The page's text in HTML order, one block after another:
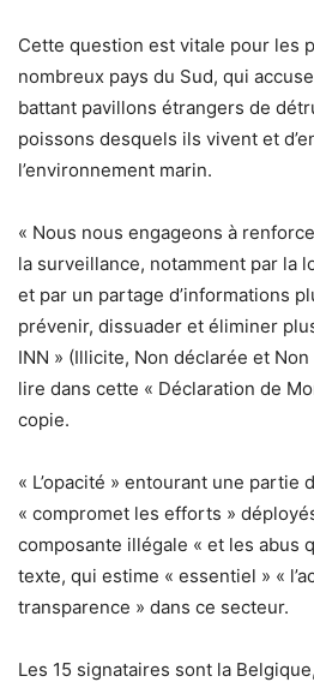
Cette question est vitale pour les
nombreux pays du Sud, qui
battant pavillons étrangers de
poissons desquels ils vivent et
l’environnement marin.
« Nous nous engageons à
la surveillance, notamment par la
et par un partage d’informations
prévenir, dissuader et éliminer
INN » (Illicite, Non déclarée et
lire dans cette « Déclaration de
copie.
« L’opacité » entourant une partie
« compromet les efforts »
composante illégale « et les abus
texte, qui estime « essentiel » «
transparence » dans ce secteur.
Les 15 signataires sont la